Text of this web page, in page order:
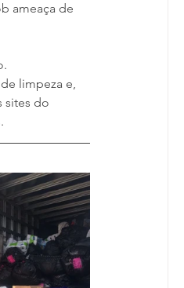
ameaça de
limpeza e,
sites do